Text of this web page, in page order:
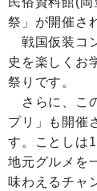
祭」が開催さ
戦国仮装コ
史を楽しくお
祭りです。
さらに、こ
プリ」も開催
す。ことしは
地元グルメを
味わえるチャ